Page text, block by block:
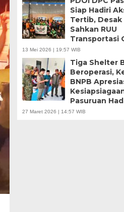
Siap Hadiri
Tertib, Desak
Sahkan RUU
Transportasi
13 Mei 2026 | 19:57 WIB
Tiga Shelter
Beroperasi,
BNPB
Pasuruan
27 Maret 2026 | 14:57 WIB